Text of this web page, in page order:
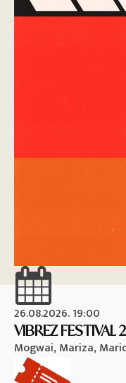
26.08.2026. 19:00
VIBREZ FESTIVAL
Mogwai, Mariza,